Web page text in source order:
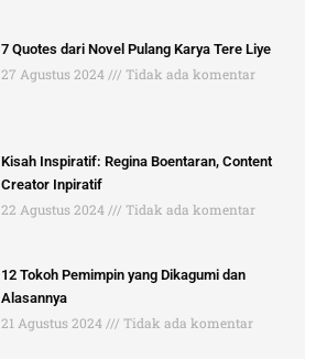
7 Quotes dari Novel Pulang Karya Tere Liye
27 Agustus 2024 Tidak ada komentar
Kisah Inspiratif: Regina Boentaran, Content
Creator Inpiratif
22 Agustus 2024 Tidak ada komentar
12 Tokoh Pemimpin yang Dikagumi dan
Alasannya
21 Agustus 2024 Tidak ada komentar